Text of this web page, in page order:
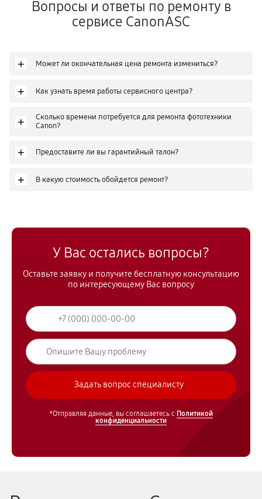
Вопросы и ответы по ремонту в
сервисе CanonASC
+ Может ли окончательная цена ремонта измениться?
+ Как узнать время работы сервисного центра?
+
Сколько времени потребуется для ремонта фототехники
Canon?
+ Предоставите ли вы гарантийный талон?
+ В какую стоимость обойдется ремонт?
У Вас остались вопросы?
Оставьте заявку и получите бесплатную консультацию
по интересующему Вас вопросу
*Отправляя данные, вы соглашаетесь с Политикой
конфиденциальности